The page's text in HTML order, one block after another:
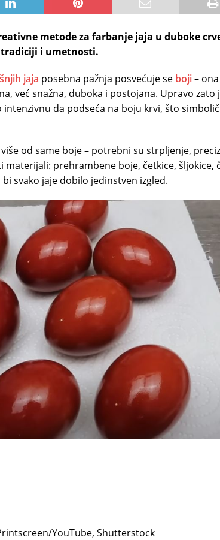
metode za farbanje jaja u duboke
i umetnosti.
jaja posebna pažnja posvećuje se boji–
već snažna, duboka i postojana. Upravo zato
intenzivnu da podseća na boju krvi, što
od same boje – potrebni su strpljenje,
prehrambene boje, četkice, šljokice,
svako jaje dobilo jedinstven izgled.
YouTube, Shutterstock